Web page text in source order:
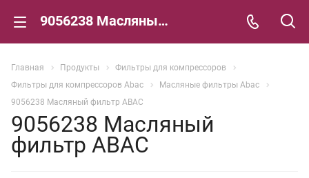
9056238 Масляный фильтр ABAC
Главная Продукты
Фильтры для компрессоров
Фильтры для компрессоров Abac
Масляные фильтры Abac
9056238 Масляный фильтр ABAC
9056238 Масляный
фильтр ABAC